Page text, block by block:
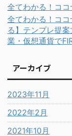
全てわかる！ココ
全てわかる！ココ
る】テンプレ提
業・仮想通貨で
アーカイブ
2023年11月
2022年2月
2021年10月